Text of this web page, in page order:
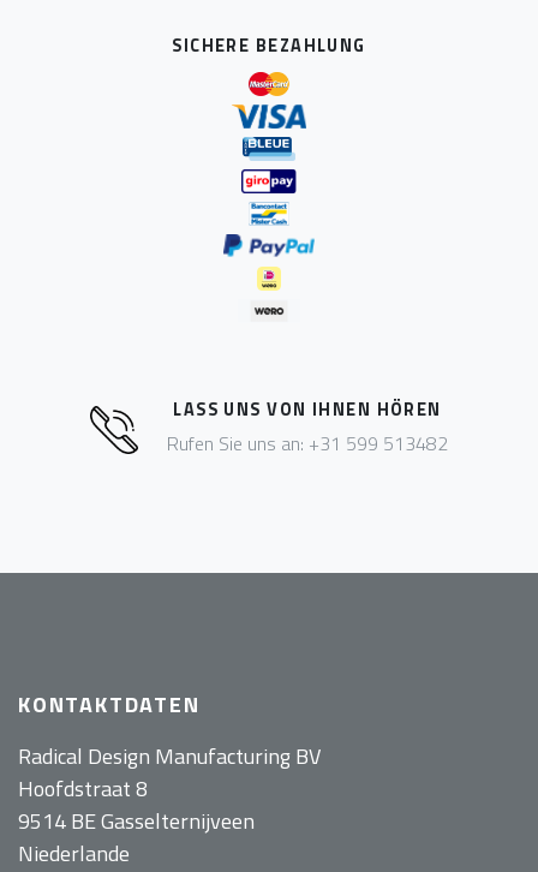
SICHERE BEZAHLUNG
LASS UNS VON IHNEN HÖREN
Rufen Sie uns an: +31 599 513482
KONTAKTDATEN
Radical Design Manufacturing BV
Hoofdstraat 8
9514 BE Gasselternijveen
Niederlande